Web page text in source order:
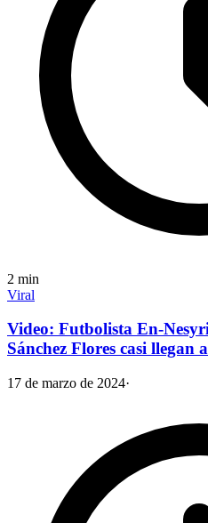
2 min
Viral
Video: Futbolista En-
Sánchez Flores casi llegan
17 de marzo de 2024·